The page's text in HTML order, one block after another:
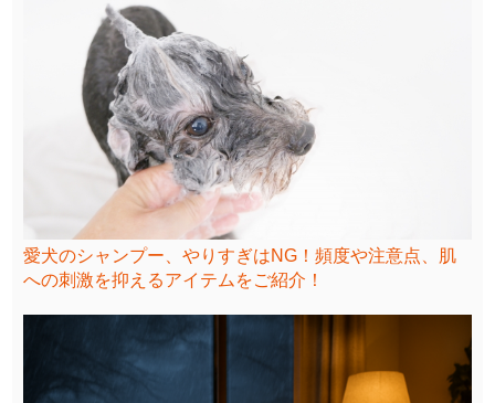
愛犬のシャンプー、やりすぎはNG！頻度や注意点、肌
への刺激を抑えるアイテムをご紹介！